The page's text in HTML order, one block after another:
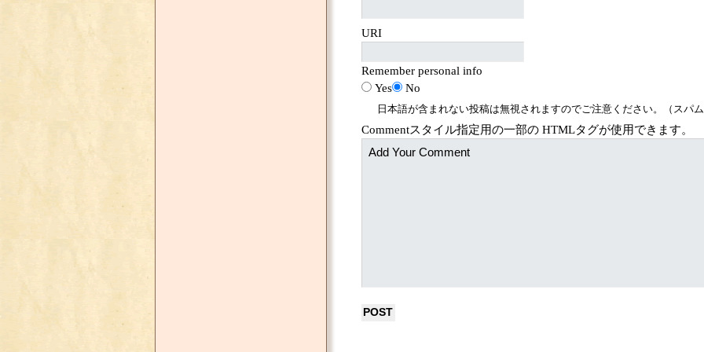
URI
Remember personal info
Yes
No
日本語が含まれない投稿は無視されますのでご注意ください。（スパ
Commentスタイル指定用の一部の HTMLタグが使用できます。